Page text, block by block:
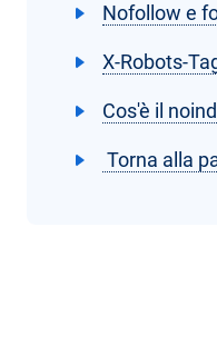
Nofollow e
X-Robots-
Cos'è il
Torna alla